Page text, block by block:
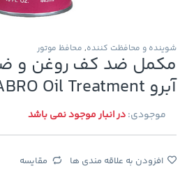
شوینده و محافظت کننده, محافظ موتور
مکمل ضد کف روغن و
آبرو ABRO Oil Treatment
موجودی:در انبار موجود نمی باشد
افزودن به علاقه مندی ها مقایسه